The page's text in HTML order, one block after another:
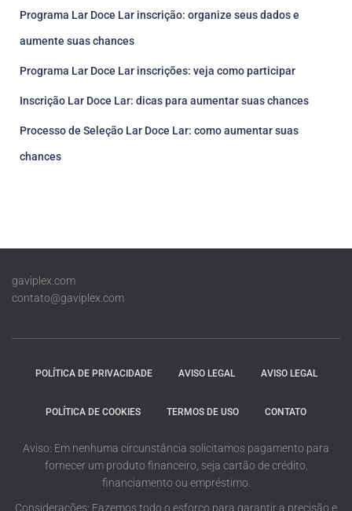
Programa Lar Doce Lar inscrição: organize seus dados e
aumente suas chances
Programa Lar Doce Lar inscrições: veja como participar
Inscrição Lar Doce Lar: dicas para aumentar suas chances
Processo de Seleção Lar Doce Lar: como aumentar suas
chances
gaviplex.com
contato@gaviplex.com
POLÍTICA DE PRIVACIDADE AVISO LEGAL AVISO LEGAL
POLÍTICA DE COOKIES TERMOS DE USO CONTATO
Aviso: Em nenhuma circunstância solicitamos pagamento para
fornecer um produto financeiro, seja cartão de crédito,
financiamento ou empréstimo.
Considerações: Fazemos todo o esforço para garantir a precisão e